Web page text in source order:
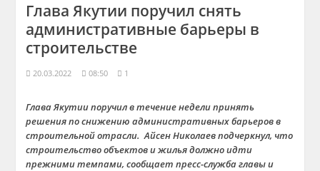
Глава Якутии поручил снять
административные барьеры в
строительстве
20.03.2022 08:50 1
Глава Якутии поручил в течение недели принять
решения по снижению административных барьеров в
строительной отрасли.Айсен Николаевподчеркнул, что
строительство объектов и жилья должно идти
прежними темпами, сообщает пресс-служба главы и